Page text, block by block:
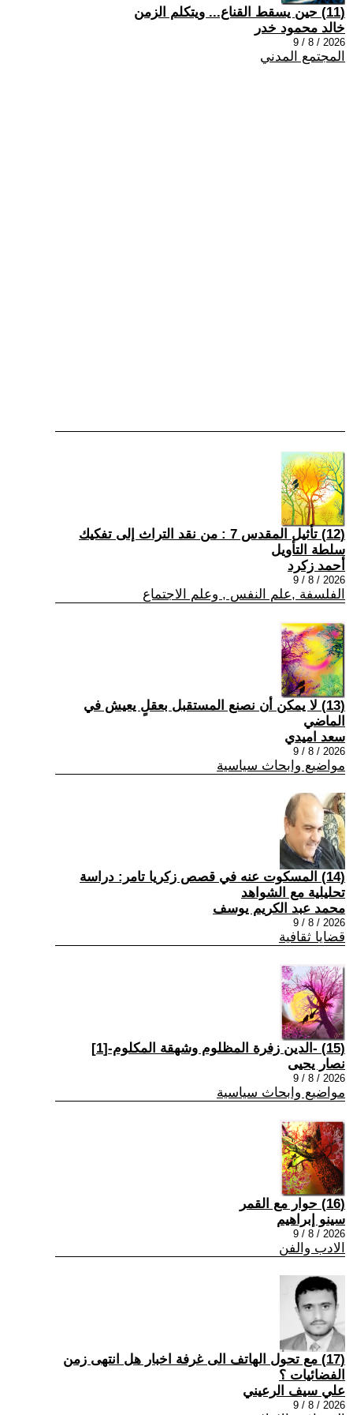
(11) حين يسقط القناع... ويتكلم الزمن
خالد محمود خدر
2026 / 8 / 9
المجتمع المدني
(12) تأثيل المقدس 7 : من نقد التراث إلى تفكيك
سلطة التأويل
أحمد زكرد
2026 / 8 / 9
الفلسفة ,علم النفس , وعلم الاجتماع
(13) لا يمكن أن نصنع المستقبل بعقلٍ يعيش في
الماضي
سعد اميدي
2026 / 8 / 9
مواضيع وابحاث سياسية
(14) المسكوت عنه في قصص زكريا تامر: دراسة
تحليلية مع الشواهد
محمد عبد الكريم يوسف
2026 / 8 / 9
قضايا ثقافية
(15) -الدين زفرة المظلوم وشهقة المكلوم-[1]
نصار يحيى
2026 / 8 / 9
مواضيع وابحاث سياسية
(16) حوار مع القمر
سينو إبراهيم
2026 / 8 / 9
الادب والفن
(17) مع تحول الهاتف الى غرفة اخبار هل انتهى زمن
الفضائيات ؟
علي سيف الرعيني
2026 / 8 / 9